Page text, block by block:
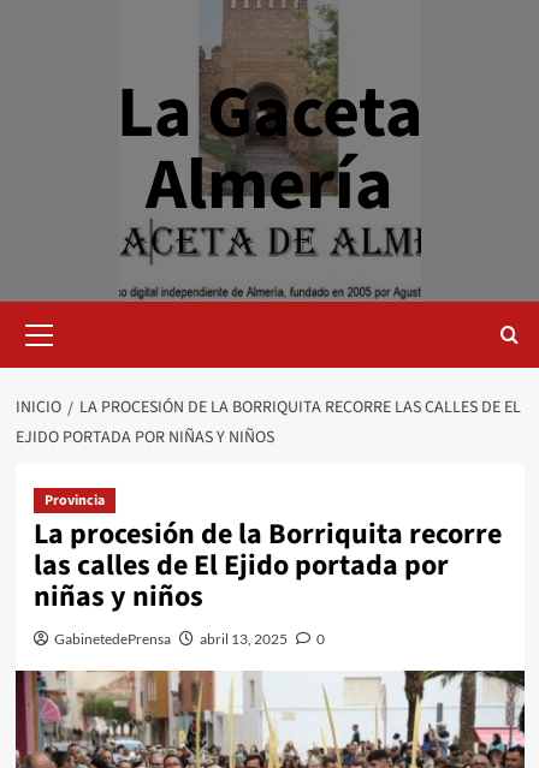
La Gaceta
Almería
primario
INICIO
LA PROCESIÓN DE LA BORRIQUITA RECORRE LAS CALLES DE EL
EJIDO PORTADA POR NIÑAS Y NIÑOS
Provincia
La procesión de la Borriquita recorre
las calles de El Ejido portada por
niñas y niños
GabinetedePrensa abril 13, 2025 0